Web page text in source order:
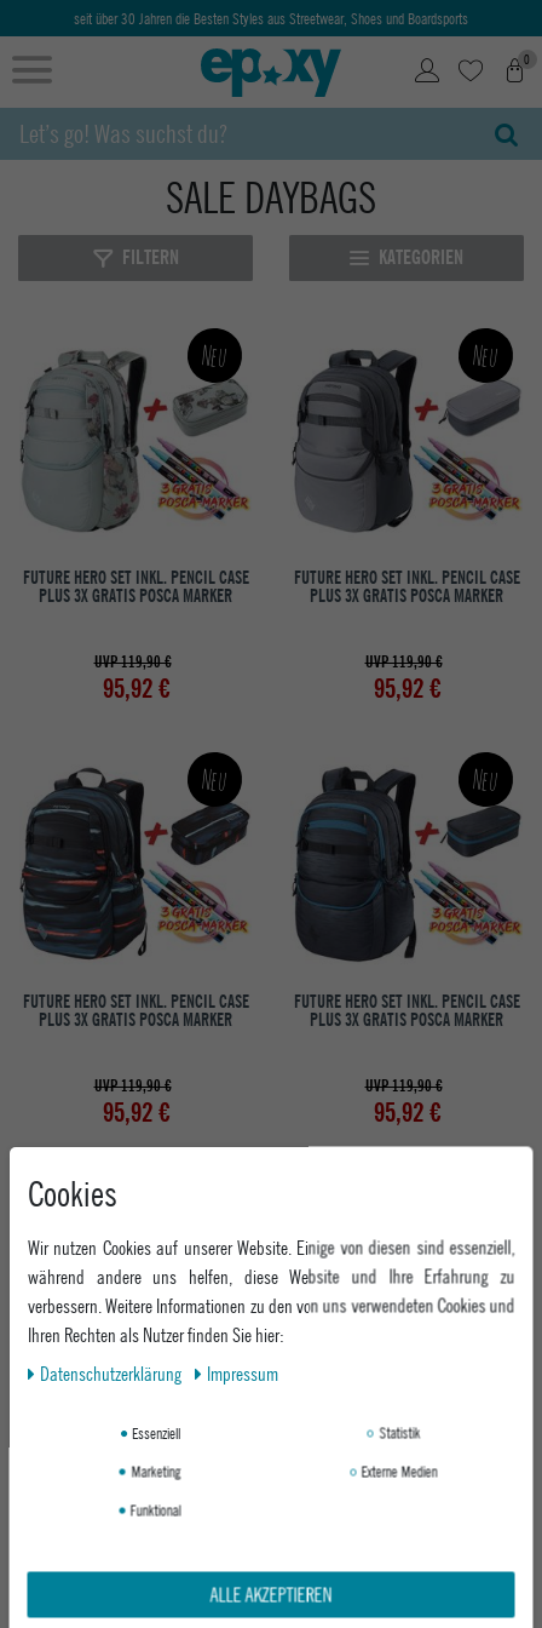
seit über 30 Jahren die Besten Styles aus Streetwear, Shoes und Boardsports
0
SALE DAYBAGS
FILTERN KATEGORIEN
Neu
FUTURE HERO SET INKL. PENCIL CASE
PLUS 3X GRATIS POSCA MARKER
UVP 119,90 €
95,92 €
Neu
FUTURE HERO SET INKL. PENCIL CASE
PLUS 3X GRATIS POSCA MARKER
UVP 119,90 €
95,92 €
Neu
FUTURE HERO SET INKL. PENCIL CASE
PLUS 3X GRATIS POSCA MARKER
UVP 119,90 €
95,92 €
Neu
FUTURE HERO SET INKL. PENCIL CASE
PLUS 3X GRATIS POSCA MARKER
UVP 119,90 €
95,92 €
FUTURE HERO SET INKL. PENCIL CASE
PLUS 3X GRATIS POSCA MARKER
UVP 119,90 €
NITRO KINDER RUCKSACK BANDIT
PACK - GUNMETAL
Cookies
Wir nutzen Cookies auf unserer Website. Einige von diesen sind essenziell,
während andere uns helfen, diese Website und Ihre Erfahrung zu
verbessern. Weitere Informationen zu den von uns verwendeten Cookies und
Ihren Rechten als Nutzer finden Sie hier:
Daten­schutz­erklärung
Impressum
Essenziell
Statistik
Marketing
Externe Medien
Funktional
ALLE AKZEPTIEREN